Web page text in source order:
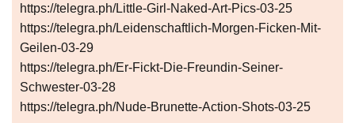
https://telegra.ph/Little-Girl-Naked-Art-Pics-03-25
https://telegra.ph/Leidenschaftlich-Morgen-Ficken-Mit-
Geilen-03-29
https://telegra.ph/Er-Fickt-Die-Freundin-Seiner-
Schwester-03-28
https://telegra.ph/Nude-Brunette-Action-Shots-03-25